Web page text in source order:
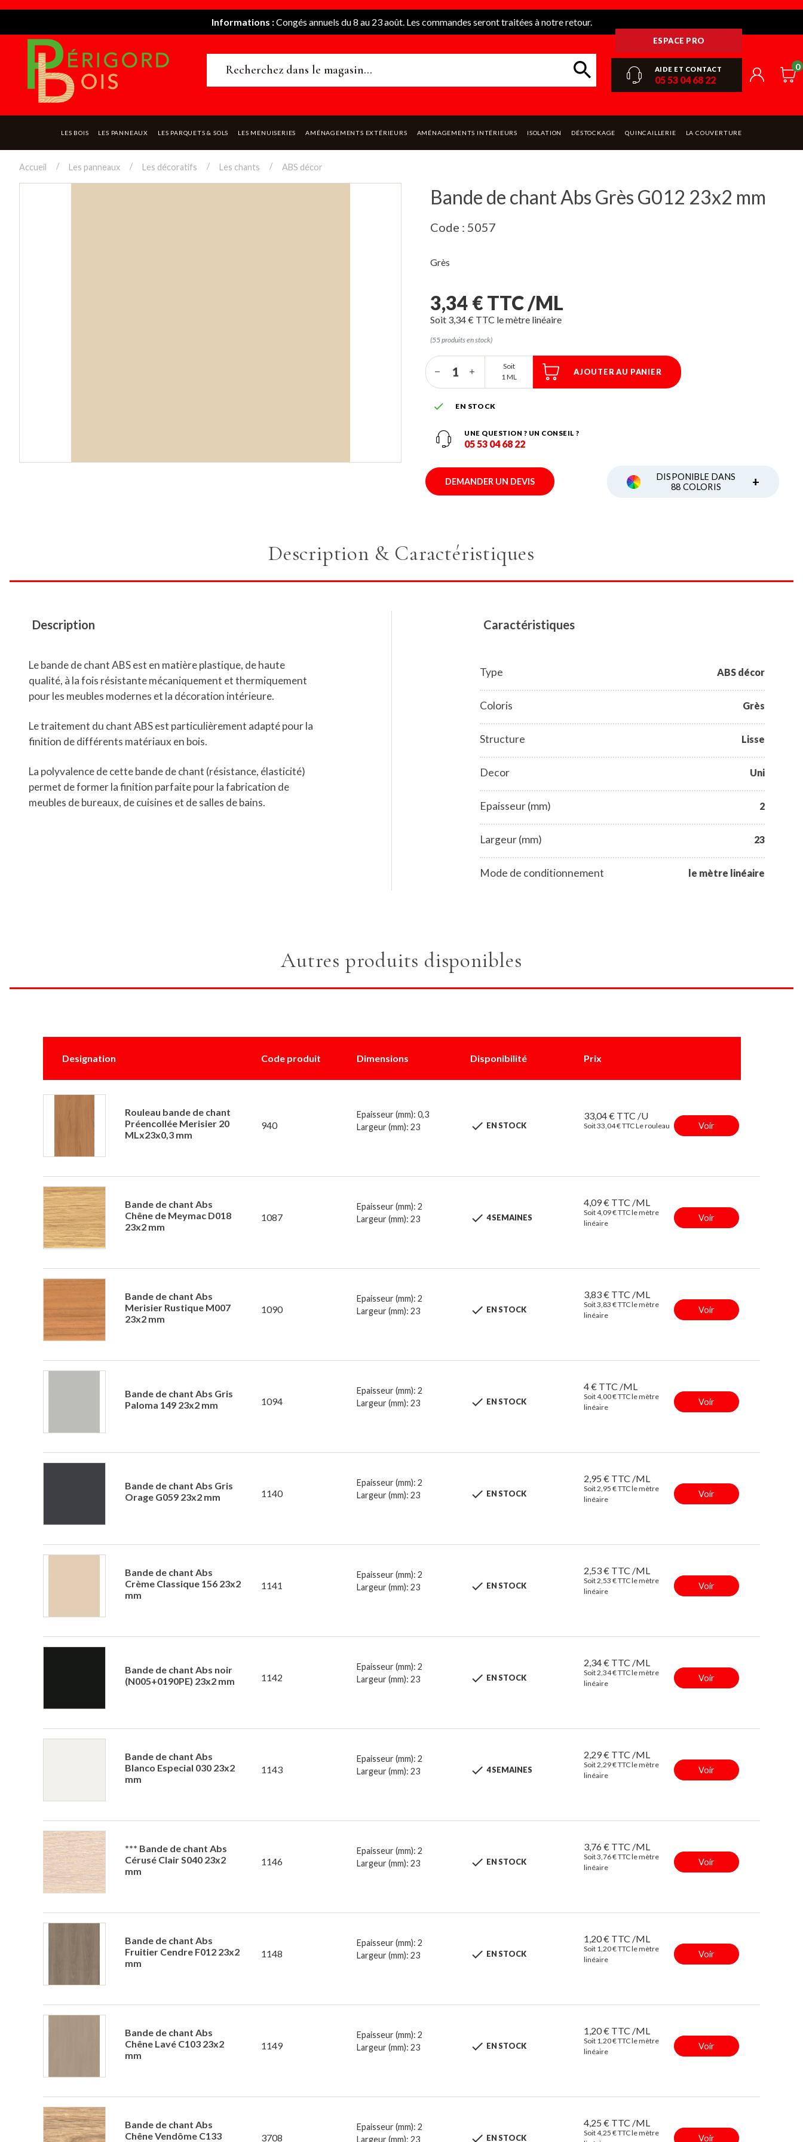
Informations :Congés annuels du 8 au 23 août. Les commandes seront traitées à notre retour.
ESPACE PRO
AIDE ET CONTACT
05 53 04 68 22
0
LES BOIS LES PANNEAUX LES PARQUETS & SOLS LES MENUISERIES AMÉNAGEMENTS EXTÉRIEURS AMÉNAGEMENTS INTÉRIEURS ISOLATION DÉSTOCKAGE QUINCAILLERIE LA COUVERTURE
Accueil Les panneaux Les décoratifs Les chants ABS décor
Bande de chant Abs Grès G012 23x2 mm
Code : 5057
Grès
3,34 € TTC /ML
Soit 3,34 € TTC le mètre linéaire
(55 produits en stock)
Soit
1 ML
AJOUTER AU PANIER
 EN STOCK
UNE QUESTION ? UN CONSEIL ?
05 53 04 68 22
DEMANDER UN DEVIS
DISPONIBLE DANS
88 COLORIS
+
Description & Caractéristiques
Description
Le bande de chant ABS est en matière plastique, de haute
qualité, à la fois résistante mécaniquement et thermiquement
pour les meubles modernes et la décoration intérieure.
Le traitement du chant ABS est particulièrement adapté pour la
finition de différents matériaux en bois.
La polyvalence de cette bande de chant (résistance, élasticité)
permet de former la finition parfaite pour la fabrication de
meubles de bureaux, de cuisines et de salles de bains.
Caractéristiques
Type ABS décor
Coloris Grès
Structure Lisse
Decor Uni
Epaisseur (mm) 2
Largeur (mm) 23
Mode de conditionnement le mètre linéaire
Autres produits disponibles
Designation Code produit Dimensions Disponibilité Prix
Rouleau bande de chant
Préencollée Merisier 20
MLx23x0,3 mm
940
Epaisseur (mm): 0,3
Largeur (mm): 23
 EN STOCK
33,04 € TTC /U
Soit 33,04 € TTC Le rouleau Voir
Bande de chant Abs
Chêne de Meymac D018
23x2 mm
1087
Epaisseur (mm): 2
Largeur (mm): 23
 4 SEMAINES
4,09 € TTC /ML
Soit 4,09 € TTC le mètre
linéaire
Voir
Bande de chant Abs
Merisier Rustique M007
23x2 mm
1090
Epaisseur (mm): 2
Largeur (mm): 23
 EN STOCK
3,83 € TTC /ML
Soit 3,83 € TTC le mètre
linéaire
Voir
Bande de chant Abs Gris
Paloma 149 23x2 mm
1094
Epaisseur (mm): 2
Largeur (mm): 23
 EN STOCK
4 € TTC /ML
Soit 4,00 € TTC le mètre
linéaire
Voir
Bande de chant Abs Gris
Orage G059 23x2 mm
1140
Epaisseur (mm): 2
Largeur (mm): 23
 EN STOCK
2,95 € TTC /ML
Soit 2,95 € TTC le mètre
linéaire
Voir
Bande de chant Abs
Crème Classique 156 23x2
mm
1141
Epaisseur (mm): 2
Largeur (mm): 23
 EN STOCK
2,53 € TTC /ML
Soit 2,53 € TTC le mètre
linéaire
Voir
Bande de chant Abs noir
(N005+0190PE) 23x2 mm
1142
Epaisseur (mm): 2
Largeur (mm): 23
 EN STOCK
2,34 € TTC /ML
Soit 2,34 € TTC le mètre
linéaire
Voir
Bande de chant Abs
Blanco Especial 030 23x2
mm
1143
Epaisseur (mm): 2
Largeur (mm): 23
 4 SEMAINES
2,29 € TTC /ML
Soit 2,29 € TTC le mètre
linéaire
Voir
*** Bande de chant Abs
Cérusé Clair S040 23x2
mm
1146
Epaisseur (mm): 2
Largeur (mm): 23
 EN STOCK
3,76 € TTC /ML
Soit 3,76 € TTC le mètre
linéaire
Voir
Bande de chant Abs
Fruitier Cendre F012 23x2
mm
1148
Epaisseur (mm): 2
Largeur (mm): 23
 EN STOCK
1,20 € TTC /ML
Soit 1,20 € TTC le mètre
linéaire
Voir
Bande de chant Abs
Chêne Lavé C103 23x2
mm
1149
Epaisseur (mm): 2
Largeur (mm): 23
 EN STOCK
1,20 € TTC /ML
Soit 1,20 € TTC le mètre
linéaire
Voir
Bande de chant Abs
Chêne Vendôme C133
3708
Epaisseur (mm): 2
Largeur (mm): 23
 EN STOCK
4,25 € TTC /ML
Soit 4,25 € TTC le mètre
Voir